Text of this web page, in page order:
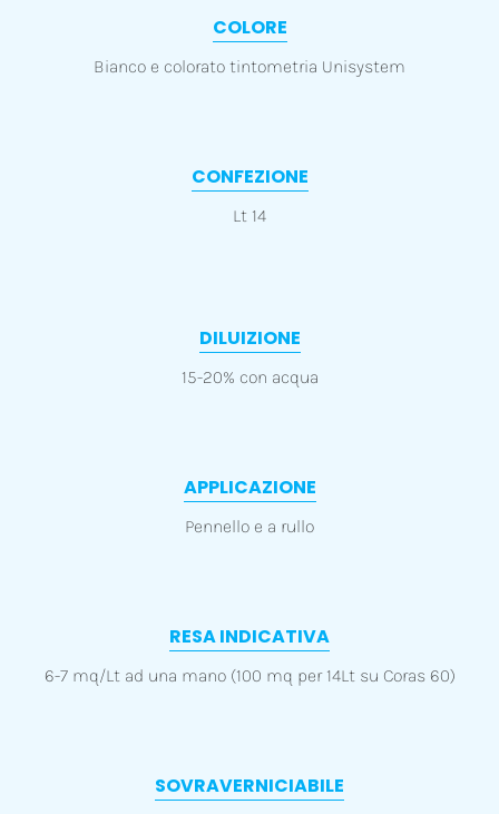
COLORE
Bianco e colorato tintometria Unisystem
CONFEZIONE
Lt 14
DILUIZIONE
15-20% con acqua
APPLICAZIONE
Pennello e a rullo
RESA INDICATIVA
6-7 mq/Lt ad una mano (100 mq per 14Lt su Coras 60)
SOVRAVERNICIABILE